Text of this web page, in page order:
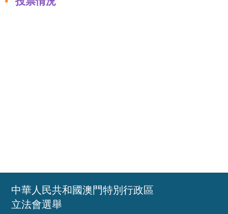
中華人民共和國澳門特別行政區
立法會選舉